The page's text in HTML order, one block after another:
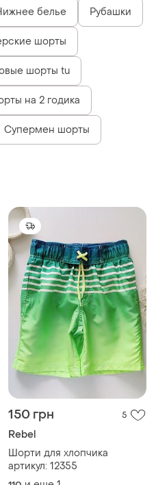
белье Рубашки
шорты
шорты tu
на 2 годика
Супермен шорты
150 грн 5
Rebel
Шорти для хлопчика
артикул: 12355